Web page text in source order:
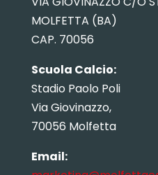
MOLFETTA (BA)
CAP. 70056
Scuola Calcio:
Stadio Paolo Poli
Via Giovinazzo,
70056 Molfetta
Email: